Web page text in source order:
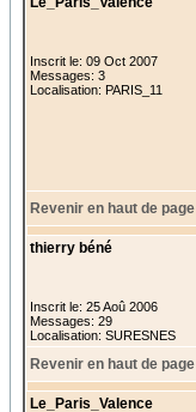
Inscrit le: 09 Oct 2007
Messages: 3
Localisation: PARIS_11
Revenir en haut de page
thierry béné
Inscrit le: 25 Aoû 2006
Messages: 29
Localisation: SURESNES
Revenir en haut de page
Le_Paris_Valence